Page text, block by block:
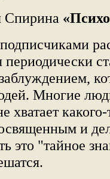
Спирина
периодически
Многие
хватает
и
это "тайное